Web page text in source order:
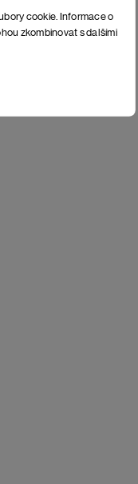
cookie. Informace o
zkombinovat s dalšími